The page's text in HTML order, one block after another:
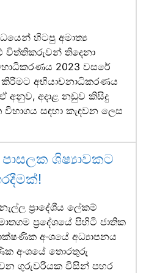
හිටපු අමාත්‍ය
විත්තිකරුවන් තිදෙනා
2023 වසරේ
අභියාචනාධිකරණය
අනුව, අදාළ නඩුව කිසිදු
සඳහා කැඳවන ලෙස
ශිෂ්‍යාවකට
ප්‍රාදේශීය ලේකම්
ප්‍රදේශයේ පිහිටි ජාතික
අංශයේ අධ්‍යාපනය
අංශයේ තොරතුරු
ගුරුවරියක විසින් පහර